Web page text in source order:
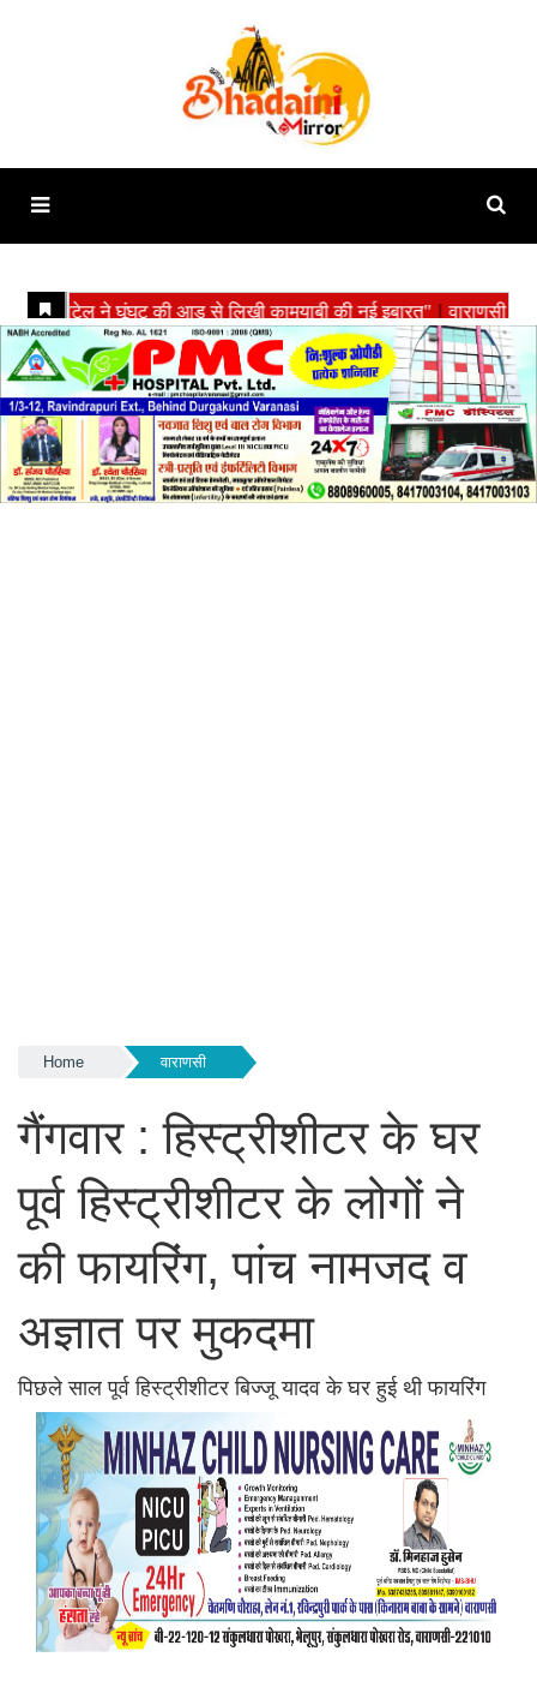
Home वाराणसी
गैंगवार : हिस्ट्रीशीटर के घर
पूर्व हिस्ट्रीशीटर के लोगों ने
की फायरिंग, पांच नामजद व
अज्ञात पर मुकदमा
पिछले साल पूर्व हिस्ट्रीशीटर बिज्जू यादव के घर हुई थी फायरिंग